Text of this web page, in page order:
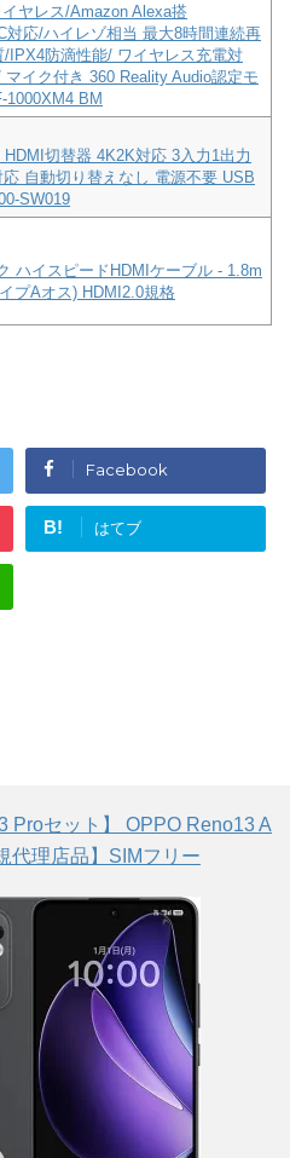
ヤレス/Amazon Alexa搭
対応/ハイレゾ相当 最大8時間連続再
IPX4防滴性能/ ワイヤレス充電対
マイク付き 360 Reality Audio認定モ
1000XM4 BM
切替器 4K2K対応 3入力1出力
自動切り替えなし 電源不要 USB
SW019
ハイスピードHDMIケーブル - 1.8m
プAオス) HDMI2.0規格
Facebook
B! はてブ
Proセット】 OPPO Reno13 A
代理店品】SIMフリー